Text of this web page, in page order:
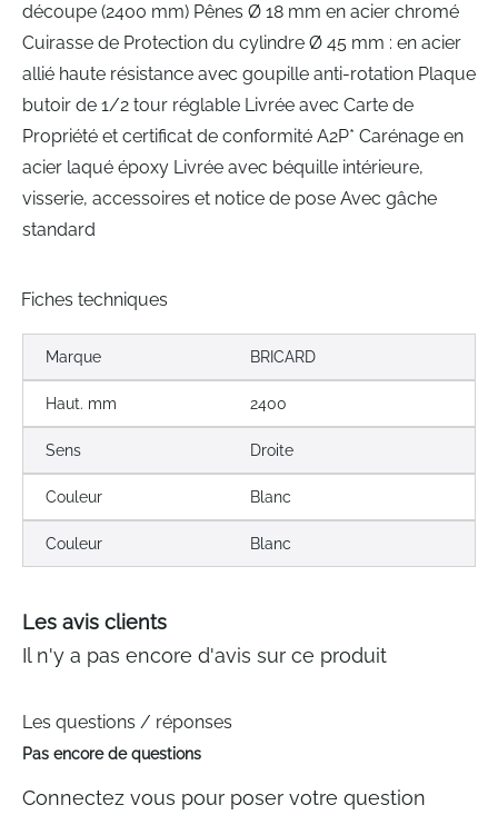
découpe (2400 mm) Pênes Ø 18 mm en acier chromé
Cuirasse de Protection du cylindre Ø 45 mm : en acier
allié haute résistance avec goupille anti-rotation Plaque
butoir de 1/2 tour réglable Livrée avec Carte de
Propriété et certificat de conformité A2P* Carénage en
acier laqué époxy Livrée avec béquille intérieure,
visserie, accessoires et notice de pose Avec gâche
standard
Fiches techniques
Marque BRICARD
Haut. mm 2400
Sens Droite
Couleur Blanc
Couleur Blanc
Les avis clients
Il n'y a pas encore d'avis sur ce produit
Les questions / réponses
Pas encore de questions
Connectez vous pour poser votre question